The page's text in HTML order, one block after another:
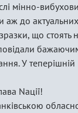
мінно-
аж до
зразки, що
У
Nації!